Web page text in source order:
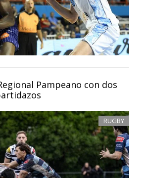
Pampeano con dos
RUGBY